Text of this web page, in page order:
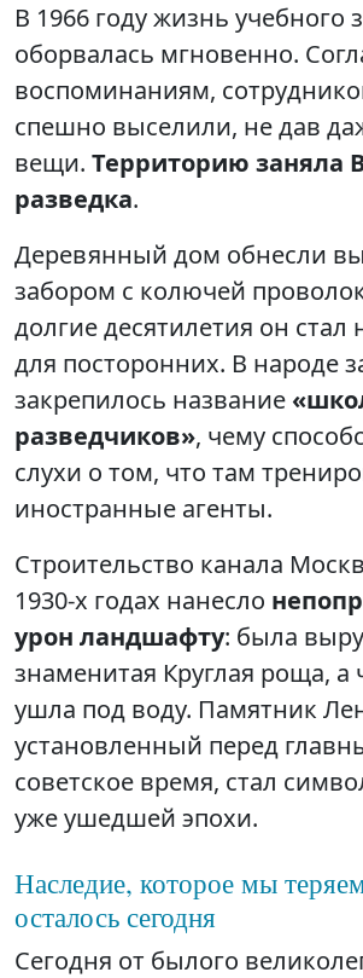
В 1966 году жизнь учебного
оборвалась мгновенно.
воспоминаниям,
спешно выселили, не дав
вещи. Территорию заняла
разведка.
Деревянный дом обнесли
забором с колючей
долгие десятилетия он стал
для посторонних. В народе
закрепилось название
разведчиков», чему
слухи о том, что там
иностранные агенты.
Строительство канала
1930-х годах нанесло
урон ландшафту: была
знаменитая Круглая роща, а
ушла под воду. Памятник
установленный перед
советское время, стал
уже ушедшей эпохи.
Наследие, которое мы
осталось сегодня
Сегодня от былого